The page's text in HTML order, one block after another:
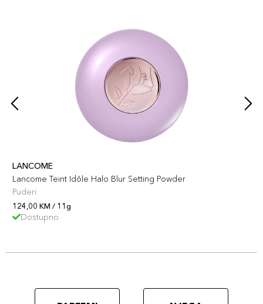
LANCOME
Lancome Teint Idôle Halo Blur Setting Powder
Puderi
124,00 KM / 11g
Dostupno